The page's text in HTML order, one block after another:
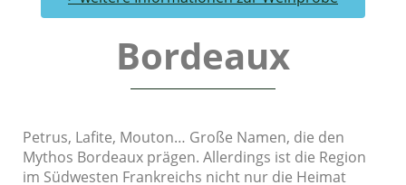
Bordeaux
Petrus, Lafite, Mouton… Große Namen, die den
Mythos Bordeaux prägen. Allerdings ist die Region
im Südwesten Frankreichs nicht nur die Heimat